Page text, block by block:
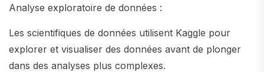
Analyse exploratoire de données :
Les scientifiques de données utilisent Kaggle pour
explorer et visualiser des données avant de plonger
dans des analyses plus complexes.